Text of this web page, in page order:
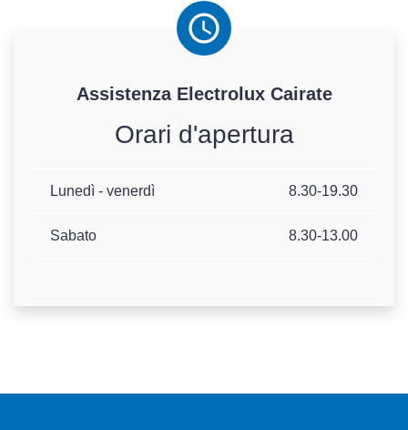
Assistenza ElectroluxCairate
Orari d'apertura
Lunedì - venerdì 8.30-19.30
Sabato 8.30-13.00